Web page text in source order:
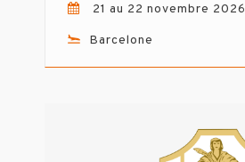
21 au 22 novembre 2026
Barcelone